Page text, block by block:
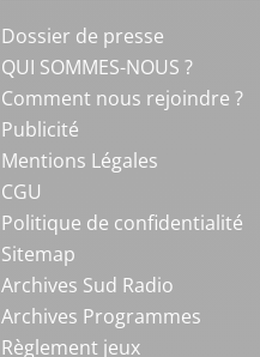
Dossier de presse
QUI SOMMES-NOUS ?
Comment nous rejoindre ?
Publicité
Mentions Légales
CGU
Politique de confidentialité
Sitemap
Archives Sud Radio
Archives Programmes
Règlement jeux